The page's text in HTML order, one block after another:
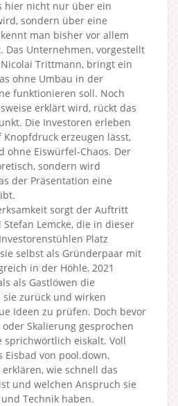
hier nicht nur über ein
sondern über eine
man bisher vor allem
Das Unternehmen, vorgestellt
Trittmann, bringt ein
ohne Umbau in der
funktionieren soll. Noch
erklärt wird, rückt das
Die Investoren erleben
Knopfdruck erzeugen lässt,
ohne Eiswürfel-Chaos. Der
sondern wird
der Präsentation eine
sorgt der Auftritt
Lemcke, die in dieser
Platz
selbst als Gründerpaar mit
in der Höhle, 2021
als Gastlöwen die
sie zurück und wirken
Ideen zu prüfen. Doch bevor
Skalierung gesprochen
eiskalt. Voll
von pool.down,
wie schnell das
und welchen Anspruch sie
Technik haben.